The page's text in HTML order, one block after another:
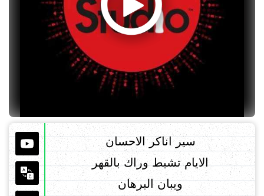
سير اناكر الاحسان
الايام تشيط وراك بالقهر
ويبان البرهان